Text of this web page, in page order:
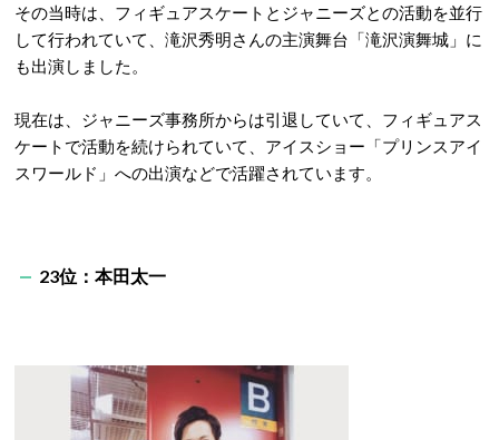
その当時は、フィギュアスケートとジャニーズとの活動を並行
して行われていて、滝沢秀明さんの主演舞台「滝沢演舞城」に
も出演しました。
現在は、ジャニーズ事務所からは引退していて、フィギュアス
ケートで活動を続けられていて、アイスショー「プリンスアイ
スワールド」への出演などで活躍されています。
23位：本田太一